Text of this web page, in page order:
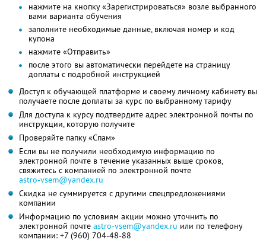
нажмите на кнопку «Зарегистрироваться» возле выбранного
вами варианта обучения
заполните необходимые данные, включая номер и код
купона
нажмите «Отправить»
после этого вы автоматически перейдете на страницу
доплаты с подробной инструкцией
Доступ к обучающей платформе и своему личному кабинету вы
получаете после доплаты за курс по выбранному тарифу
Для доступа к курсу подтвердите адрес электронной почты по
инструкции, которую получите
Проверяйте папку «Спам»
Если вы не получили необходимую информацию по
электронной почте в течение указанных выше сроков,
свяжитесь с компанией по электронной почте
astro-vsem@yandex.ru
Скидка не суммируется с другими спецпредложениями
компании
Информацию по условиям акции можно уточнить по
электронной почте astro-vsem@yandex.ru или по телефону
компании: +7 (960) 704-48-88